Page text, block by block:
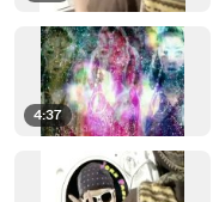
4:37